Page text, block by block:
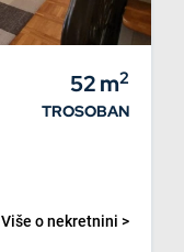
52m2
TROSOBAN
Više o nekretnini >